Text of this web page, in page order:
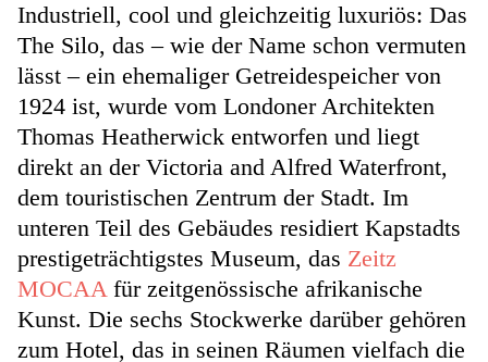
Industriell, cool und gleichzeitig luxuriös: Das
The Silo, das – wie der Name schon vermuten
lässt – ein ehemaliger Getreidespeicher von
1924 ist, wurde vom Londoner Architekten
Thomas Heatherwick entworfen und liegt
direkt an der Victoria and Alfred Waterfront,
dem touristischen Zentrum der Stadt. Im
unteren Teil des Gebäudes residiert Kapstadts
prestigeträchtigstes Museum, das Zeitz
MOCAAfür zeitgenössische afrikanische
Kunst. Die sechs Stockwerke darüber gehören
zum Hotel, das in seinen Räumen vielfach die